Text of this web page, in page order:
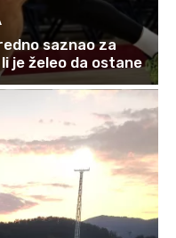
saznao za
je želeo da ostane